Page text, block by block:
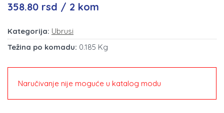
358.80 rsd / 2 kom
Kategorija: Ubrusi
Težina po komadu: 0.185 Kg
Naručivanje nije moguće u katalog modu